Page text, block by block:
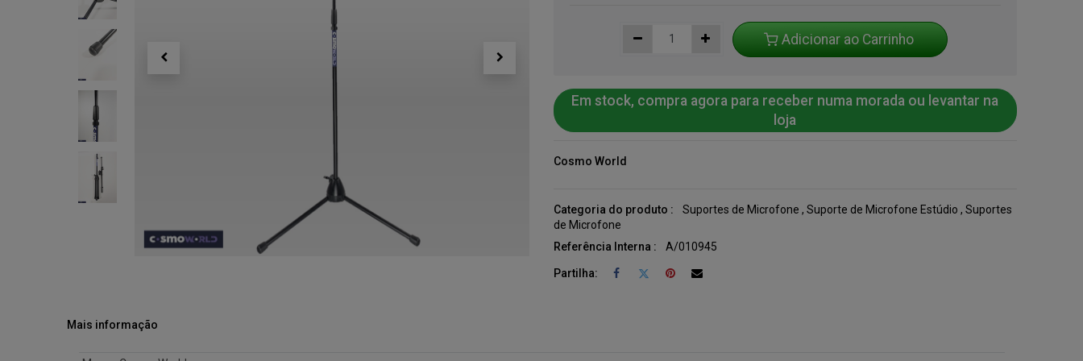
Adicionar ao Carrinho
Em stock, compra agora para receber numa morada ou levantar na
loja
Cosmo World
Categoria do produto : Suportes de Microfone , Suporte de Microfone Estúdio , Suportes
de Microfone
Referência Interna :
A/010945
Partilha:
Mais informação